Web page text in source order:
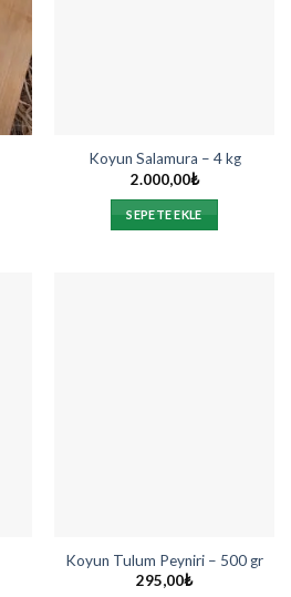
Koyun Salamura – 4 kg
2.000,00₺
SEPETE EKLE
Koyun Tulum Peyniri – 500 gr
295,00₺